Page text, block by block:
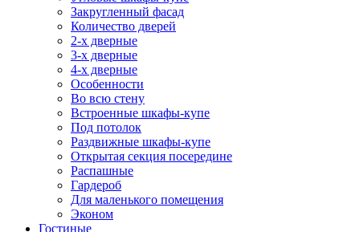
Закругленный фасад
Количество дверей
2-х дверные
3-х дверные
4-х дверные
Особенности
Во всю стену
Встроенные шкафы-купе
Под потолок
Раздвижные шкафы-купе
Открытая секция посередине
Распашные
Гардероб
Для маленького помещения
Эконом
Гостиные